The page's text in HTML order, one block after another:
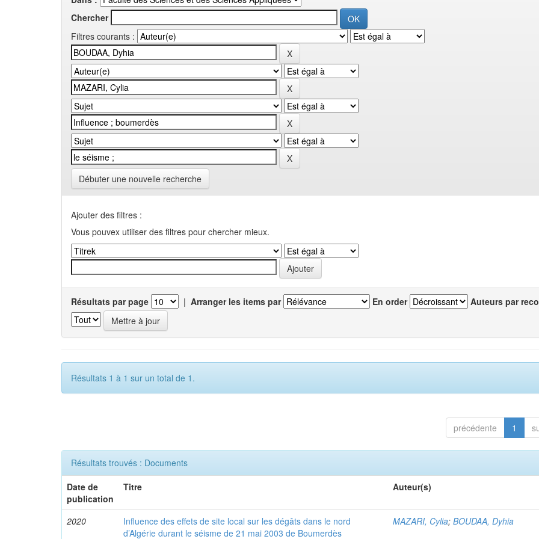
Chercher
Filtres courants :
Débuter une nouvelle recherche
Ajouter des filtres :
Vous pouvex utiliser des filtres pour chercher mieux.
Résultats par page | Arranger les items par En order Auteurs par
Résultats 1 à 1 sur un total de 1.
précédente 1
Résultats trouvés : Documents
Date de
publication
Titre Auteur(s)
2020
Influence des effets de site local sur les dégâts dans le nord
d’Algérie durant le séisme de 21 mai 2003 de Boumerdès
MAZARI, Cylia;BOUDAA, Dyhia